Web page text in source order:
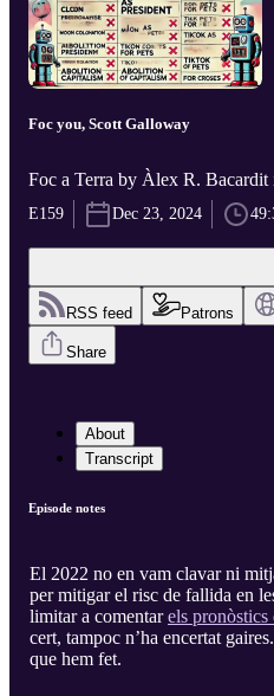
Foc you, Scott Galloway
Foc a Terra by Àlex R.
E159 Dec 23, 2024
RSS feed Patrons
Share
About
Transcript
Episode notes
El 2022 no en vam clavar ni
per mitigar el risc de fallida en
limitar a comentarels
cert, tampoc n’ha encertat
que hem fet.